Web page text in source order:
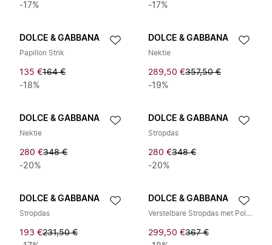
-17%
-17%
DOLCE & GABBANA
Papillon Strik
135 €164 €
-18%
DOLCE & GABBANA
Nektie
289,50 €357,50 €
-19%
DOLCE & GABBANA
Nektie
280 €348 €
-20%
DOLCE & GABBANA
Stropdas
280 €348 €
-20%
DOLCE & GABBANA
Stropdas
193 €231,50 €
DOLCE & GABBANA
Verstelbare Stropdas met Polka Dots van Zijde
299,50 €367 €